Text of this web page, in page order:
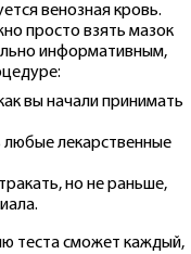
венозная кровь.
просто взять мазок
информативным,
вы начали принимать
любые лекарственные
но не раньше,
теста сможет каждый,